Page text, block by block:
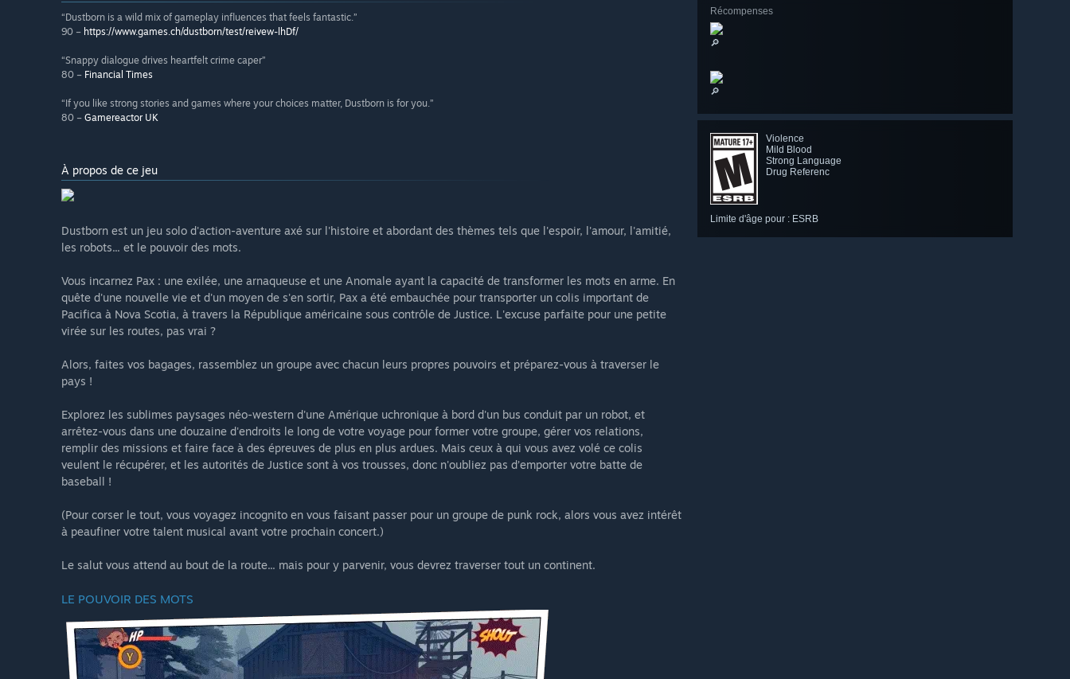
Récompenses
🔎
🔎
Violence
Mild Blood
Strong Language
Drug Referenc
Limite d'âge pour : ESRB
“Dustborn is a wild mix of gameplay influences that feels fantastic.”
90 – https://www.games.ch/dustborn/test/reivew-lhDf/
“Snappy dialogue drives heartfelt crime caper”
80 – Financial Times
“If you like strong stories and games where your choices matter, Dustborn is for you.”
80 – Gamereactor UK
À propos de ce jeu
Dustborn est un jeu solo d'action-aventure axé sur l'histoire et abordant des thèmes tels que l'espoir, l'amour, l'amitié,
les robots... et le pouvoir des mots.
Vous incarnez Pax : une exilée, une arnaqueuse et une Anomale ayant la capacité de transformer les mots en arme. En
quête d'une nouvelle vie et d'un moyen de s'en sortir, Pax a été embauchée pour transporter un colis important de
Pacifica à Nova Scotia, à travers la République américaine sous contrôle de Justice. L'excuse parfaite pour une petite
virée sur les routes, pas vrai ?
Alors, faites vos bagages, rassemblez un groupe avec chacun leurs propres pouvoirs et préparez-vous à traverser le
pays !
Explorez les sublimes paysages néo-western d'une Amérique uchronique à bord d'un bus conduit par un robot, et
arrêtez-vous dans une douzaine d'endroits le long de votre voyage pour former votre groupe, gérer vos relations,
remplir des missions et faire face à des épreuves de plus en plus ardues. Mais ceux à qui vous avez volé ce colis
veulent le récupérer, et les autorités de Justice sont à vos trousses, donc n'oubliez pas d’emporter votre batte de
baseball !
(Pour corser le tout, vous voyagez incognito en vous faisant passer pour un groupe de punk rock, alors vous avez intérêt
à peaufiner votre talent musical avant votre prochain concert.)
Le salut vous attend au bout de la route... mais pour y parvenir, vous devrez traverser tout un continent.
LE POUVOIR DES MOTS